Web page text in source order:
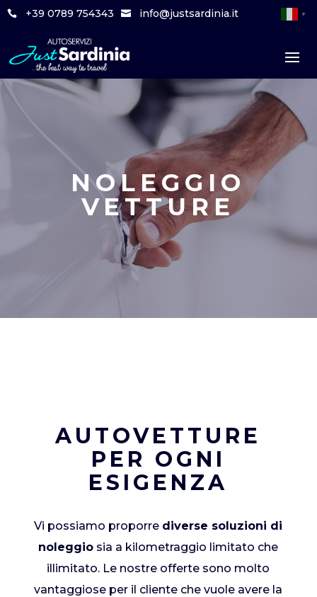
+39 0789 754343 info@justsardinia.it ▼
NOLEGGIO
VETTURE
AUTOVETTURE
PER OGNI
ESIGENZA
Vi possiamo proporre diverse soluzioni di
noleggio sia a kilometraggio limitato che
illimitato. Le nostre offerte sono molto
vantaggiose per il cliente che vuole avere la